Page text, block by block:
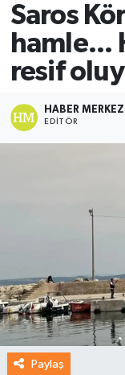
Saros
hamle...
resif
HABER MERKEZI
EDITÖR
Paylaş
SPOR